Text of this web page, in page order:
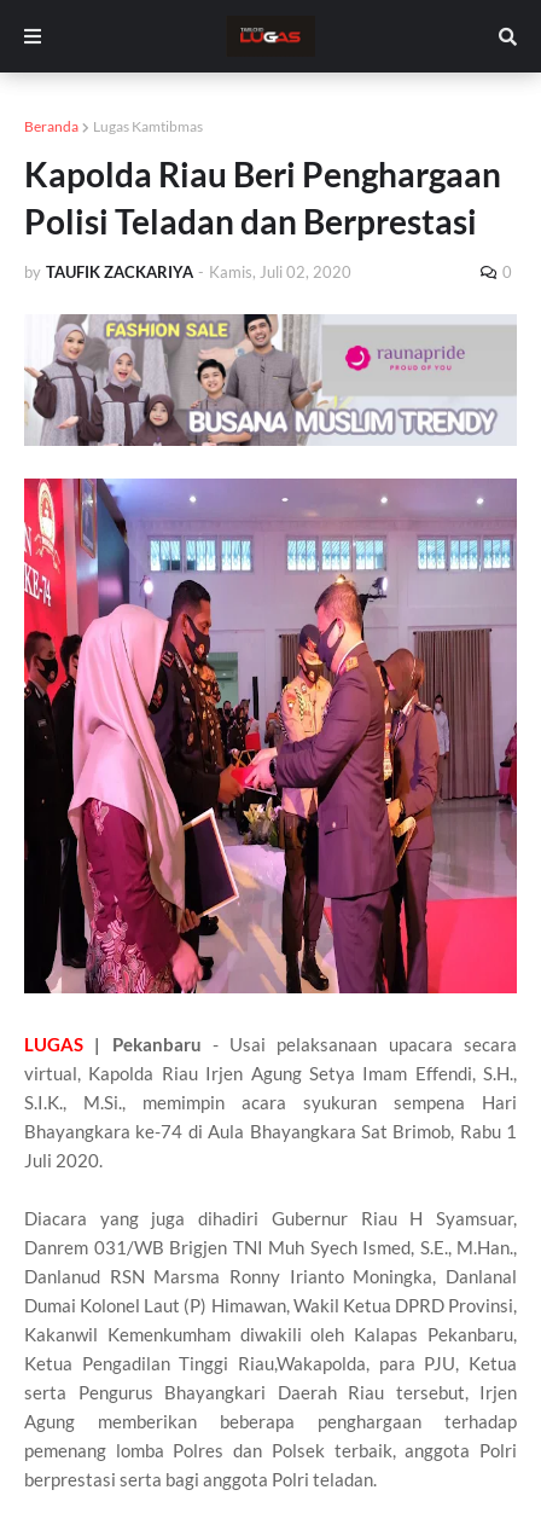
Beranda Lugas Kamtibmas
Kapolda Riau Beri Penghargaan
Polisi Teladan dan Berprestasi
by TAUFIK ZACKARIYA - Kamis, Juli 02, 2020 0
LUGAS | Pekanbaru - Usai pelaksanaan upacara secara
virtual, Kapolda Riau Irjen Agung Setya Imam Effendi, S.H.,
S.I.K., M.Si., memimpin acara syukuran sempena Hari
Bhayangkara ke-74 di Aula Bhayangkara Sat Brimob, Rabu 1
Juli 2020.
Diacara yang juga dihadiri Gubernur Riau H Syamsuar,
Danrem 031/WB Brigjen TNI Muh Syech Ismed, S.E., M.Han.,
Danlanud RSN Marsma Ronny Irianto Moningka, Danlanal
Dumai Kolonel Laut (P) Himawan, Wakil Ketua DPRD Provinsi,
Kakanwil Kemenkumham diwakili oleh Kalapas Pekanbaru,
Ketua Pengadilan Tinggi Riau,Wakapolda, para PJU, Ketua
serta Pengurus Bhayangkari Daerah Riau tersebut, Irjen
Agung memberikan beberapa penghargaan terhadap
pemenang lomba Polres dan Polsek terbaik, anggota Polri
berprestasi serta bagi anggota Polri teladan.